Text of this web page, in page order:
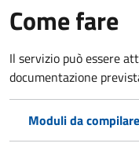
Come fare
Il servizio può essere
documentazione
Moduli da